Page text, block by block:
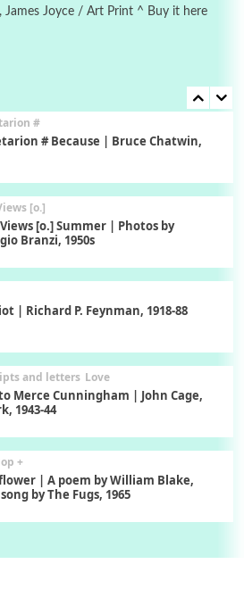
James Joyce / Art Print ^ Buy it here
#
# Because | Bruce Chatwin,
[o.]
[o.] Summer | Photos by
Branzi, 1950s
| Richard P. Feynman, 1918-88
and letters Love
Merce Cunningham | John Cage,
1943-44
+
| A poem by William Blake,
song by The Fugs, 1965